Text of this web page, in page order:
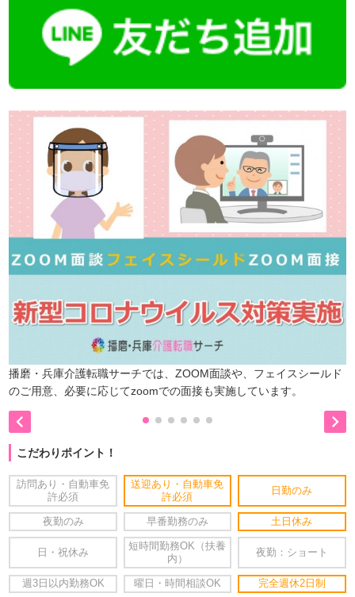
播磨・兵庫介護転職サーチでは、ZOOM面談や、フェイスシールド
のご用意、必要に応じてzoomでの面接も実施しています。
 
こだわりポイント！
訪問あり・自動車免
許必須
送迎あり・自動車免
許必須
日勤のみ
夜勤のみ 早番勤務のみ 土日休み
日・祝休み
短時間勤務OK（扶養
内）
夜勤：ショート
週3日以内勤務OK 曜日・時間相談OK 完全週休2日制